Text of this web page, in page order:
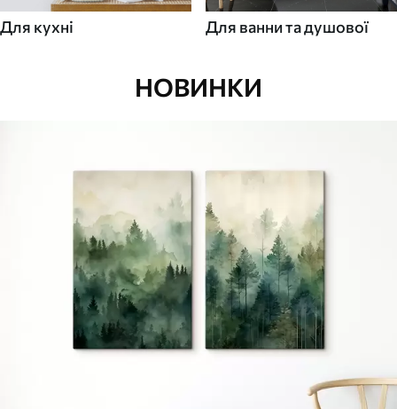
Для кухні Для ванни та душової
НОВИНКИ